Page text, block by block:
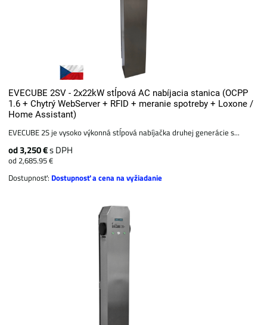
EVECUBE 2SV - 2x22kW stĺpová AC nabíjacia stanica (OCPP
1.6 + Chytrý WebServer + RFID + meranie spotreby + Loxone /
Home Assistant)
EVECUBE 2S je vysoko výkonná stĺpová nabíjačka druhej generácie s...
od 3,250 €s DPH
od 2,685.95 €
Dostupnosť: Dostupnosť a cena na vyžiadanie